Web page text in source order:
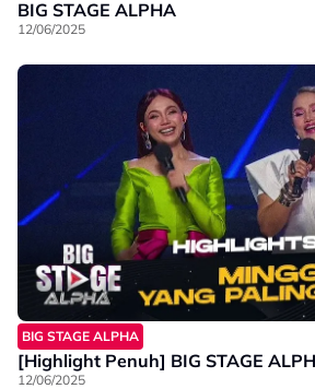
BIG STAGE ALPHA
12/06/2025
BIG STAGE ALPHA
[Highlight Penuh] BIG STAGE
12/06/2025